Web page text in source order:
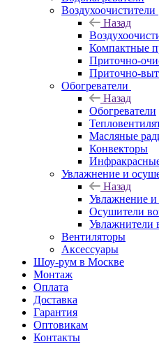
Воздухоочистители
Назад
Компактные
Приточно-
Приточно-
Обогреватели
Назад
Обогреватели
Масляные
Конвекторы
Увлажнение и
Назад
Увлажнение
Осушители
Увлажнители
Вентиляторы
Аксессуары
Шоу-рум в Москве
Монтаж
Оплата
Доставка
Гарантия
Оптовикам
Контакты